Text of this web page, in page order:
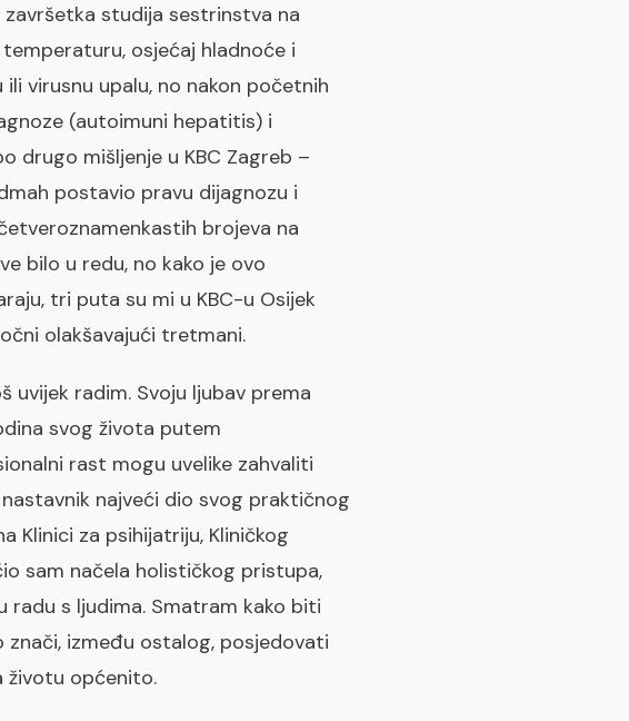
završetka studija sestrinstva na
osjećaj hladnoće i
virusnu upalu, no nakon početnih
(autoimuni hepatitis) i
drugo mišljenje u KBC Zagreb –
postavio pravu dijagnozu i
brojeva na
bilo u redu, no kako je ovo
tri puta su mi u KBC-u Osijek
olakšavajući tretmani.
uvijek radim. Svoju ljubav prema
svog života putem
rast mogu uvelike zahvaliti
najveći dio svog praktičnog
Klinici za psihijatriju, Kliničkog
sam načela holističkog pristupa,
s ljudima. Smatram kako biti
između ostalog, posjedovati
životu općenito.